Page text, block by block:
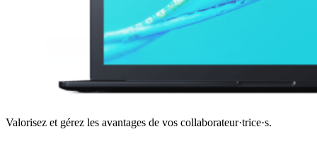
Valorisez et gérez les avantages de vos collaborateur·trice·s.